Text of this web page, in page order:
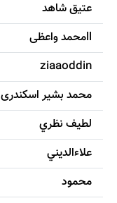
عتیق شاهد
llمحمد واعظی
ziaaoddin
محمد بشیر اسکندری
لطيف نظري
علاءالديني
محمود